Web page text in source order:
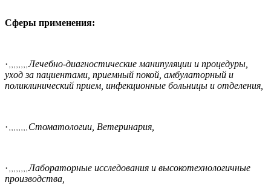
Сферы применения:
· , , , , , , , ,Лечебно-диагностические манипуляции и процедуры,
уход за пациентами, приемный покой, амбулаторный и
поликлинический прием, инфекционные больницы и отделения,
· , , , , , , , , Стоматологии, Ветеринария,
· , , , , , , , ,Лабораторные исследования и высокотехнологичные
производства,